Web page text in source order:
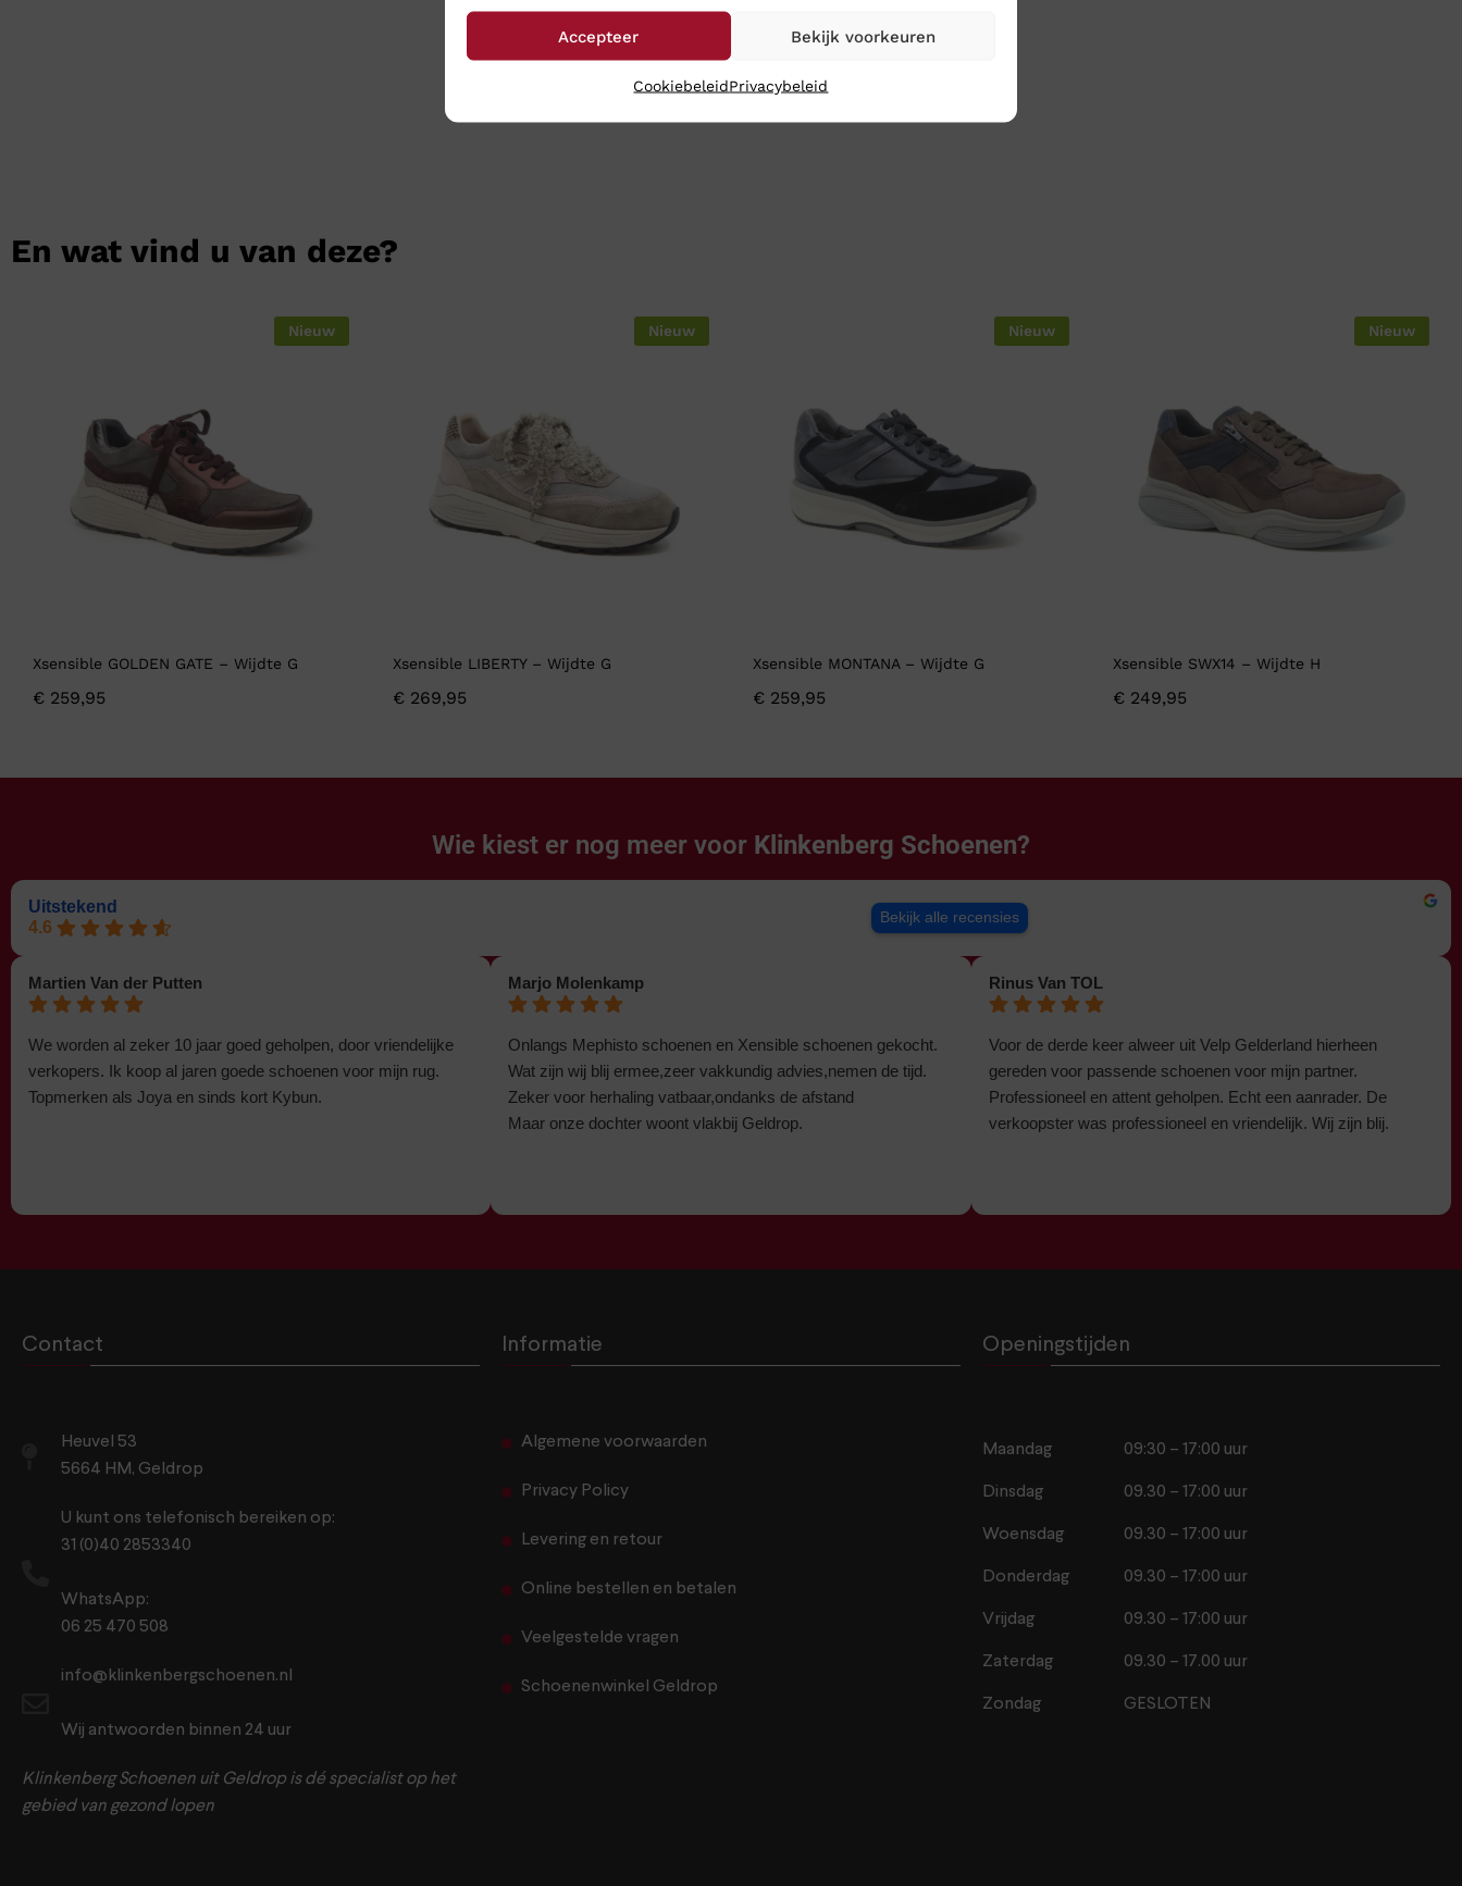
Accepteer Bekijk voorkeuren
CookiebeleidPrivacybeleid
En wat vind u van deze?
Nieuw
Xsensible GOLDEN GATE – Wijdte G
€ 259,95
Nieuw
Xsensible LIBERTY – Wijdte G
€ 269,95
Nieuw
Xsensible MONTANA – Wijdte G
€ 259,95
Nieuw
Xsensible SWX14 – Wijdte H
€ 249,95
Wie kiest er nog meer voor Klinkenberg Schoenen?
Uitstekend
4.6
Bekijk alle recensies
Martien Van der Putten
We worden al zeker 10 jaar goed geholpen, door vriendelijke
verkopers. Ik koop al jaren goede schoenen voor mijn rug.
Topmerken als Joya en sinds kort Kybun.
Marjo Molenkamp
Onlangs Mephisto schoenen en Xensible schoenen gekocht.
Wat zijn wij blij ermee,zeer vakkundig advies,nemen de tijd.
Zeker voor herhaling vatbaar,ondanks de afstand
Maar onze dochter woont vlakbij Geldrop.
Rinus Van TOL
Voor de derde keer alweer uit Velp Gelderland hierheen
gereden voor passende schoenen voor mijn partner.
Professioneel en attent geholpen. Echt een aanrader. De
verkoopster was professioneel en vriendelijk. Wij zijn blij.
Contact
Heuvel 53
5664 HM, Geldrop
U kunt ons telefonisch bereiken op:
31 (0)40 2853340
WhatsApp:
06 25 470 508
info@klinkenbergschoenen.nl
Wij antwoorden binnen 24 uur
Klinkenberg Schoenen uit Geldrop is dé specialist op het
gebied van gezond lopen
Informatie
Algemene voorwaarden
Privacy Policy
Levering en retour
Online bestellen en betalen
Veelgestelde vragen
Schoenenwinkel Geldrop
Openingstijden
Maandag 09:30 – 17:00 uur
Dinsdag 09.30 – 17:00 uur
Woensdag 09.30 – 17:00 uur
Donderdag 09.30 – 17:00 uur
Vrijdag 09.30 – 17:00 uur
Zaterdag 09.30 – 17.00 uur
Zondag GESLOTEN